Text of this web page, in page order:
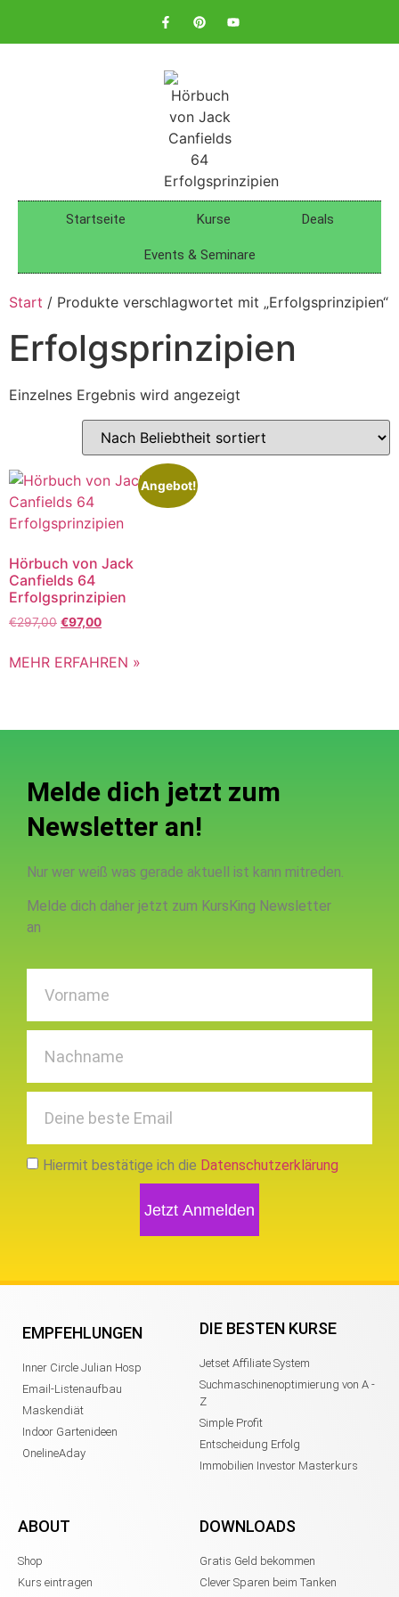
Startseite Kurse Deals
Events & Seminare
Start / Produkte verschlagwortet mit „Erfolgsprinzipien“
Erfolgsprinzipien
Einzelnes Ergebnis wird angezeigt
Angebot!
Hörbuch von Jack
Canfields 64
Erfolgsprinzipien
€297,00 €97,00
MEHR ERFAHREN »
Melde dich jetzt zum
Newsletter an!
Nur wer weiß was gerade aktuell ist kann mitreden.
Melde dich daher jetzt zum KursKing Newsletter
an
Hiermit bestätige ich die Datenschutzerklärung
Jetzt Anmelden
EMPFEHLUNGEN
Inner Circle Julian Hosp
Email-Listenaufbau
Maskendiät
Indoor Gartenideen
OnelineAday
DIE BESTEN KURSE
Jetset Affiliate System
Suchmaschinenoptimierung von A -
Z
Simple Profit
Entscheidung Erfolg
Immobilien Investor Masterkurs
ABOUT
Shop
Kurs eintragen
DOWNLOADS
Gratis Geld bekommen
Clever Sparen beim Tanken